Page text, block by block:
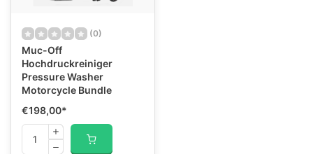
(0)
Muc-Off
Hochdruckreiniger
Pressure Washer
Motorcycle Bundle
€198,00*